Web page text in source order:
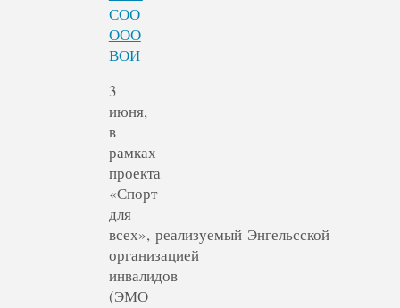
СОО
ООО
ВОИ
3
июня,
в
рамках
проекта
«Спорт
для
всех», реализуемый Энгельсской
организацией
инвалидов
(ЭМО